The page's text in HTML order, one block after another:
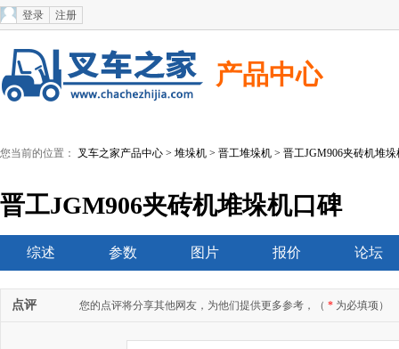
登录 注册
产品中心
您当前的位置： 叉车之家产品中心 > 堆垛机 > 晋工堆垛机 > 晋工JGM906夹砖机堆垛
晋工JGM906夹砖机堆垛机口碑
综述 参数 图片 报价 论坛
点评 您的点评将分享其他网友，为他们提供更多参考，（ * 为必填项）